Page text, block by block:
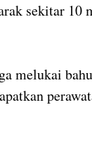
sekitar 10
melukai